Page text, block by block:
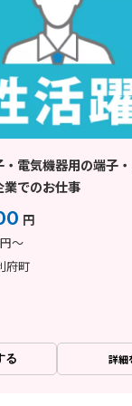
・電気機器用の端子
でのお仕事
円
～
府町
る 詳細